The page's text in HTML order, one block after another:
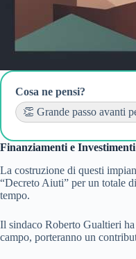
Cosa ne pensi?
👏 Grande passo avanti
Finanziamenti e Investimenti
La costruzione di questi
“Decreto Aiuti” per un totale
tempo.
Il sindaco Roberto Gualtieri
campo, porteranno un